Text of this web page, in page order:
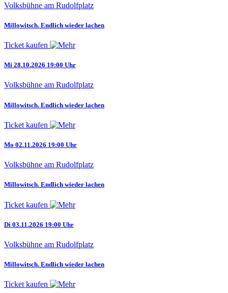
Volksbühne am Rudolfplatz
Millowitsch. Endlich wieder lachen
Ticket kaufen
Mi 28.10.2026 19:00 Uhr
Volksbühne am Rudolfplatz
Millowitsch. Endlich wieder lachen
Ticket kaufen
Mo 02.11.2026 19:00 Uhr
Volksbühne am Rudolfplatz
Millowitsch. Endlich wieder lachen
Ticket kaufen
Di 03.11.2026 19:00 Uhr
Volksbühne am Rudolfplatz
Millowitsch. Endlich wieder lachen
Ticket kaufen